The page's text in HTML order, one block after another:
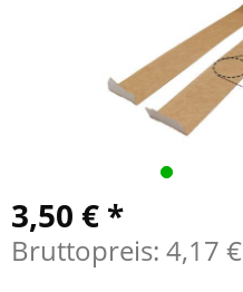
3,50 € *
Bruttopreis: 4,17 €